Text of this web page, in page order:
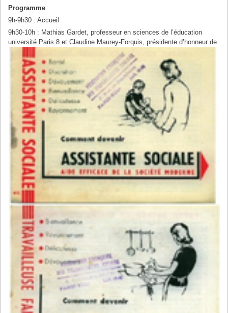
Programme
9h-9h30 : Accueil
9h30-10h : Mathias Gardet, professeur en sciences de l’éducation
université Paris 8 et Claudine Maurey-Forquis, présidente d’honneur de